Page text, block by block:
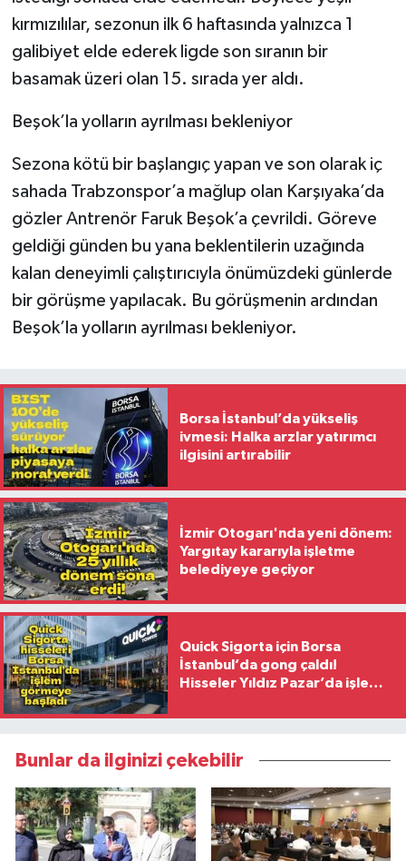
kırmızılılar, sezonun ilk 6 haftasında yalnızca 1
galibiyet elde ederek ligde son sıranın bir
basamak üzeri olan 15. sırada yer aldı.
Beşok’la yolların ayrılması bekleniyor
Sezona kötü bir başlangıç yapan ve son olarak iç
sahada Trabzonspor’a mağlup olan Karşıyaka’da
gözler Antrenör Faruk Beşok’a çevrildi. Göreve
geldiği günden bu yana beklentilerin uzağında
kalan deneyimli çalıştırıcıyla önümüzdeki günlerde
bir görüşme yapılacak. Bu görüşmenin ardından
Beşok’la yolların ayrılması bekleniyor.
Borsa İstanbul’da yükseliş
ivmesi: Halka arzlar yatırımcı
ilgisini artırabilir
İzmir Otogarı'nda yeni dönem:
Yargıtay kararıyla işletme
belediyeye geçiyor
Quick Sigorta için Borsa
İstanbul’da gong çaldı!
Hisseler Yıldız Pazar’da işlem
Bunlar da ilginizi çekebilir